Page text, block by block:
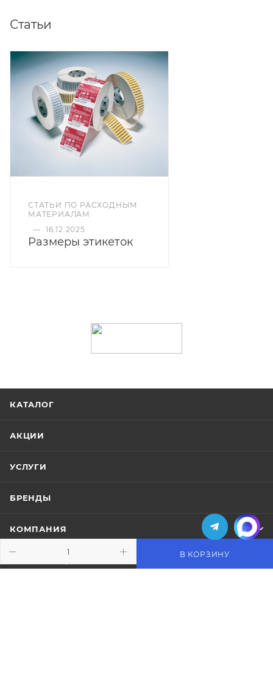
В КОРЗИНУ
Статьи
СТАТЬИ ПО РАСХОДНЫМ
МАТЕРИАЛАМ
— 16.12.2025
Размеры этикеток
КАТАЛОГ
АКЦИИ
УСЛУГИ
БРЕНДЫ
КОМПАНИЯ